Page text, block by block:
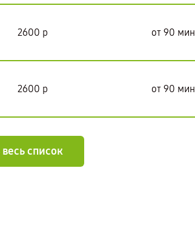
2600 р от 90 мин
2600 р от 90 мин
весь список